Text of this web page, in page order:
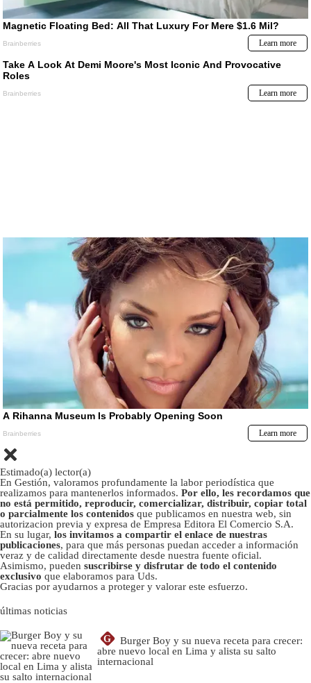
Estimado(a) lector(a)
En Gestión, valoramos profundamente la labor periodística que
realizamos para mantenerlos informados. Por ello, les recordamos que
no está permitido, reproducir, comercializar, distribuir, copiar total
o parcialmente los contenidos que publicamos en nuestra web, sin
autorizacion previa y expresa de Empresa Editora El Comercio S.A.
En su lugar, los invitamos a compartir el enlace de nuestras
publicaciones, para que más personas puedan acceder a información
veraz y de calidad directamente desde nuestra fuente oficial.
Asimismo, pueden suscribirse y disfrutar de todo el contenido
exclusivo que elaboramos para Uds.
Gracias por ayudarnos a proteger y valorar este esfuerzo.
últimas noticias
G
Burger Boy y su nueva receta para crecer:
abre nuevo local en Lima y alista su salto
internacional